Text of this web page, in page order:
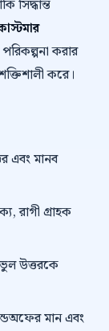
সিদ্ধান্ত
করার
করে।
এবং মানব
রাগী গ্রাহক
ভুল উত্তরকে
মান এবং